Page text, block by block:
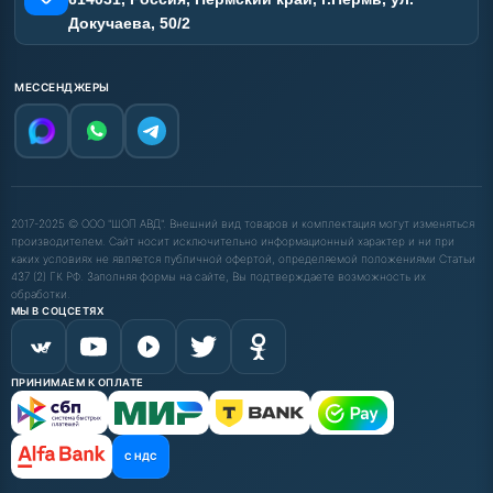
Докучаева, 50/2
МЕССЕНДЖЕРЫ
2017-2025 © ООО "ШОП АВД". Внешний вид товаров и комплектация могут изменяться
производителем. Сайт носит исключительно информационный характер и ни при
каких условиях не является публичной офертой, определяемой положениями Статьи
437 (2) ГК РФ. Заполняя формы на сайте, Вы подтверждаете возможность их
обработки.
МЫ В СОЦСЕТЯХ
ПРИНИМАЕМ К ОПЛАТЕ
С НДС